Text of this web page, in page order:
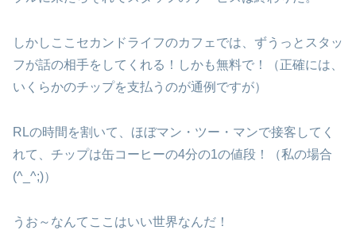
しかしここセカンドライフのカフェでは、ずうっとスタッ
フが話の相手をしてくれる！しかも無料で！（正確には、
いくらかのチップを支払うのが通例ですが）
RLの時間を割いて、ほぼマン・ツー・マンで接客してく
れて、チップは缶コーヒーの4分の1の値段！（私の場合
(^_^;)）
うお～なんてここはいい世界なんだ！